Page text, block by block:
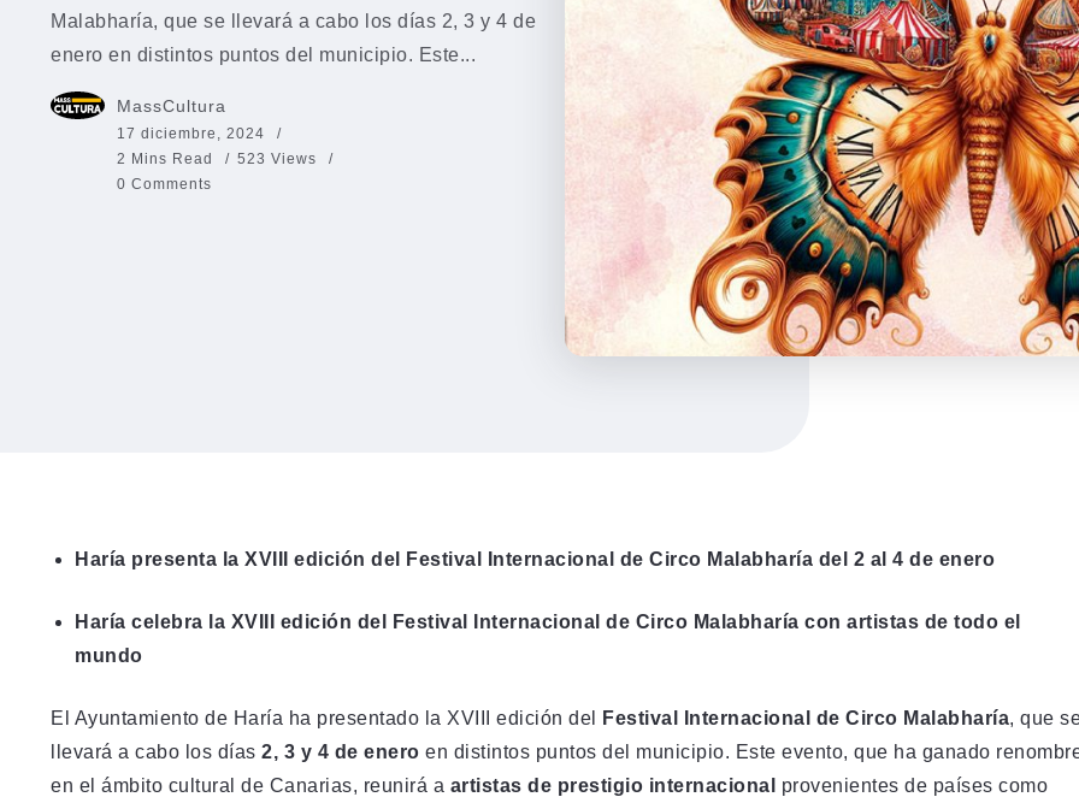
Malabharía, que se llevará a cabo los días 2, 3 y 4 de
enero en distintos puntos del municipio. Este...
MassCultura
17 diciembre, 2024
2 Mins Read
523 Views
0 Comments
Haría presenta la XVIII edición del Festival Internacional de Circo Malabharía del 2 al 4 de enero
Haría celebra la XVIII edición del Festival Internacional de Circo Malabharía con artistas de todo el
mundo
El Ayuntamiento de Haría ha presentado la XVIII edición del Festival Internacional de Circo Malabharía, que
llevará a cabo los días 2, 3 y 4 de enero en distintos puntos del municipio. Este evento, que ha ganado
en el ámbito cultural de Canarias, reunirá a artistas de prestigio internacional
provenientes de países como